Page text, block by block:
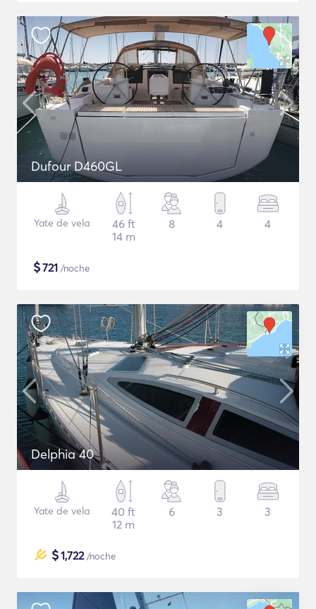
Dufour D460GL
Yate de vela
46 ft
14 m
8 4 4
$721 /noche
Delphia 40
Yate de vela
40 ft
12 m
6 3 3
$1,722/noche